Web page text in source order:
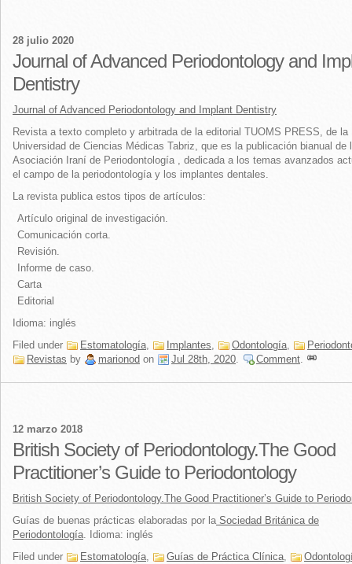
28 julio 2020
Journal of Advanced Periodontology and
Dentistry
Journal of Advanced Periodontology and Implant Dentistry
Revista a texto completo y arbitrada de la editorial TUOMS PRESS, de la
Universidad de Ciencias Médicas Tabriz, que es la publicación bianual de
Asociación Iraní de Periodontología , dedicada a los temas avanzados
el campo de la periodontología y los implantes dentales.
La revista publica estos tipos de artículos:
Artículo original de investigación.
Comunicación corta.
Revisión.
Informe de caso.
Carta
Editorial
Idioma: inglés
Filed under
Estomatología, Implantes, Odontología,
Revistas by marionod on Jul 28th, 2020. Comment.
12 marzo 2018
British Society of Periodontology.The Good
Practitioner’s Guide to Periodontology
British Society of Periodontology.The Good Practitioner’s Guide to
Guías de buenas prácticas elaboradas por laSociedad Británica de
Periodontología. Idioma: inglés
Filed under
Estomatología, Guías de Práctica Clínica,